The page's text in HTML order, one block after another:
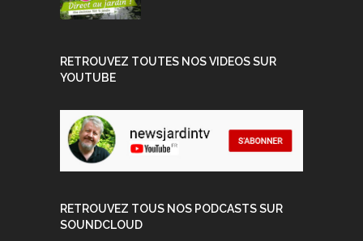
RETROUVEZ TOUTES NOS VIDEOS SUR
YOUTUBE
RETROUVEZ TOUS NOS PODCASTS SUR
SOUNDCLOUD